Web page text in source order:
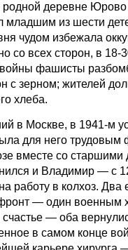
родной деревне Юрово
младшим из шести
чудом избежала
со всех сторон, в 18-
фашисты
с зерном; жителей
хлеба.
в Москве, в 1941-м
для него
вместе со старшими
и Владимир — с
работу в колхоз. Два
— один военным
— оба
в самом конце